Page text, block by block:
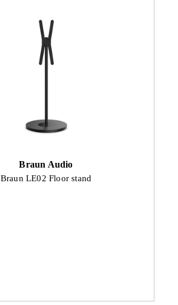
Braun Audio
Braun LE02 Floor stand